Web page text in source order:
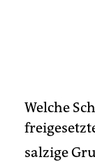
Welche
salzige